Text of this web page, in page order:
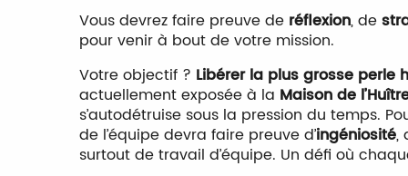
Vous devrez faire preuve de réflexion, de
pour venir à bout de votre mission.
Votre objectif ? Libérer la plus grosse perle
actuellement exposée à la Maison de
s’autodétruise sous la pression du temps.
de l’équipe devra faire preuve d’ingéniosité,
surtout de travail d’équipe. Un défi où